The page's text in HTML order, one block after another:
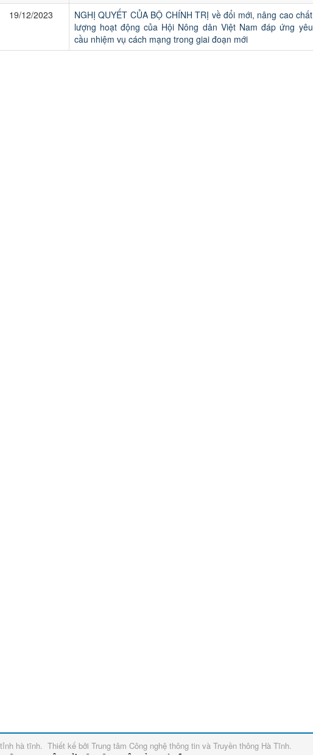
19/12/2023
NGHỊ QUYẾT CỦA BỘ CHÍNH TRỊ về đổi mới, nâng cao chất
lượng hoạt động của Hội Nông dân Việt Nam đáp ứng yêu
cầu nhiệm vụ cách mạng trong giai đoạn mới
hà tĩnh. Thiết kế bởi Trung tâm Công nghệ thông tin và Truyền thông Hà Tĩnh.